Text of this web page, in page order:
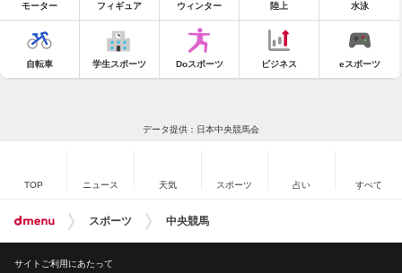
モーター フィギュア ウィンター 陸上 水泳
自転車 学生スポーツ Doスポーツ ビジネス eスポーツ
データ提供：日本中央競馬会
TOP ニュース 天気 スポーツ 占い すべて
スポーツ 中央競馬
サイトご利用にあたって